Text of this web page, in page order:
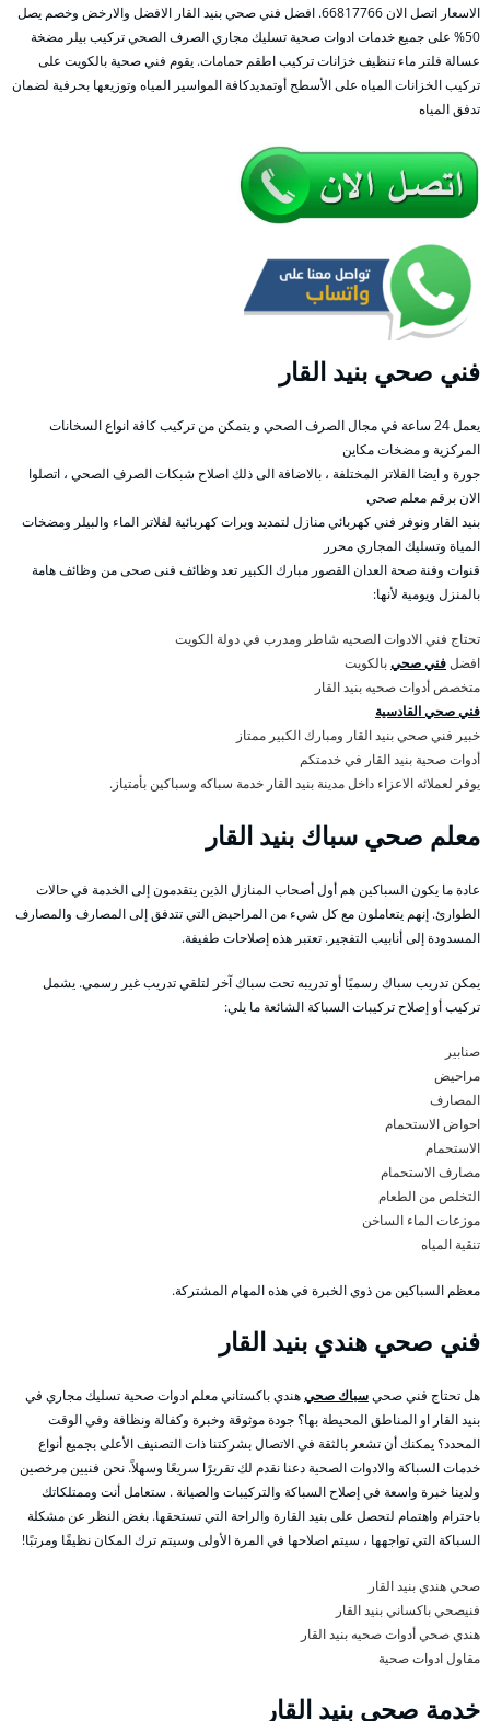
الاسعار اتصل الان 66817766. افضل فني صحي بنيد القار الافضل والارخض وخصم يصل
50% على جميع خدمات ادوات صحية تسليك مجاري الصرف الصحي تركيب بيلر مضخة
عسالة فلتر ماء تنظيف خزانات تركيب اطقم حمامات. يقوم فني صحية بالكويت على
تركيب الخزانات المياه على الأسطح أوتمديدكافة المواسير المياه وتوزيعها بحرفية لضمان
تدفق المياه
فني صحي بنيد القار
يعمل 24 ساعة في مجال الصرف الصحي و يتمكن من تركيب كافة انواع السخانات
المركزية و مضخات مكاين
جورة و ايضا الفلاتر المختلفة ، بالاضافة الى ذلك اصلاح شبكات الصرف الصحي ، اتصلوا
الان برقم معلم صحي
بنيد القار ونوفر فني كهربائي منازل لتمديد ويرات كهربائية لفلاتر الماء والبيلر ومضخات
المياة وتسليك المجاري محرر
قنوات وفنة صحة العدان القصور مبارك الكبير تعد وظائف فنى صحى من وظائف هامة
بالمنزل ويومية لأنها:
تحتاج فني الادوات الصحيه شاطر ومدرب في دولة الكويت
افضلفني صحيبالكويت
متخصص أدوات صحيه بنيد القار
فني صحي القادسية
خبير فني صحي بنيد القار ومبارك الكبير ممتاز
أدوات صحية بنيد القار في خدمتكم
يوفر لعملائه الاعزاء داخل مدينة بنيد القار خدمة سباكه وسباكين بأمتياز.
معلم صحي سباك بنيد القار
عادة ما يكون السباكين هم أول أصحاب المنازل الذين يتقدمون إلى الخدمة في حالات
الطوارئ. إنهم يتعاملون مع كل شيء من المراحيض التي تتدفق إلى المصارف والمصارف
المسدودة إلى أنابيب التفجير. تعتبر هذه إصلاحات طفيفة.
يمكن تدريب سباك رسميًا أو تدريبه تحت سباك آخر لتلقي تدريب غير رسمي. يشمل
تركيب أو إصلاح تركيبات السباكة الشائعة ما يلي:
صنابير
مراحيض
المصارف
احواض الاستحمام
الاستحمام
مصارف الاستحمام
التخلص من الطعام
موزعات الماء الساخن
تنقية المياه
معظم السباكين من ذوي الخبرة في هذه المهام المشتركة.
فني صحي هندي بنيد القار
هل تحتاج فني صحيسباك صحيهندي باكستاني معلم ادوات صحية تسليك مجاري في
بنيد القار او المناطق المحيطة بها؟ جودة موثوقة وخبرة وكفالة ونظافة وفي الوقت
المحدد؟ يمكنك أن تشعر بالثقة في الاتصال بشركتنا ذات التصنيف الأعلى بجميع أنواع
خدمات السباكة والادوات الصحية دعنا نقدم لك تقريرًا سريعًا وسهلاً. نحن فنيين مرخصين
ولدينا خبرة واسعة في إصلاح السباكة والتركيبات والصيانة . ستعامل أنت وممتلكاتك
باحترام واهتمام لتحصل على بنيد القارة والراحة التي تستحقها. بغض النظر عن مشكلة
السباكة التي تواجهها ، سيتم اصلاحها في المرة الأولى وسيتم ترك المكان نظيفًا ومرتبًا!
صحي هندي بنيد القار
فنيصحي باكساني بنيد القار
هندي صحي أدوات صحيه بنيد القار
مقاول ادوات صحية
خدمة صحي بنيد القار